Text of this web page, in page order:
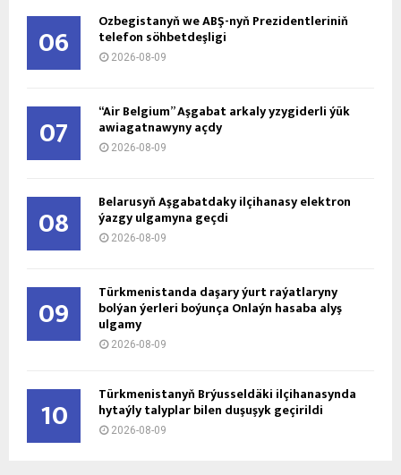
06 Özbegistanyň we ABŞ-nyň Prezidentleriniň
telefon söhbetdeşligi
2026-08-09
07 “Air Belgium” Aşgabat arkaly yzygiderli ýük
awiagatnawyny açdy
2026-08-09
08 Belarusyň Aşgabatdaky ilçihanasy elektron
ýazgy ulgamyna geçdi
2026-08-09
09 Türkmenistanda daşary ýurt raýatlaryny
bolýan ýerleri boýunça Onlaýn hasaba alyş
ulgamy
2026-08-09
10 Türkmenistanyň Brýusseldäki ilçihanasynda
hytaýly talyplar bilen duşuşyk geçirildi
2026-08-09